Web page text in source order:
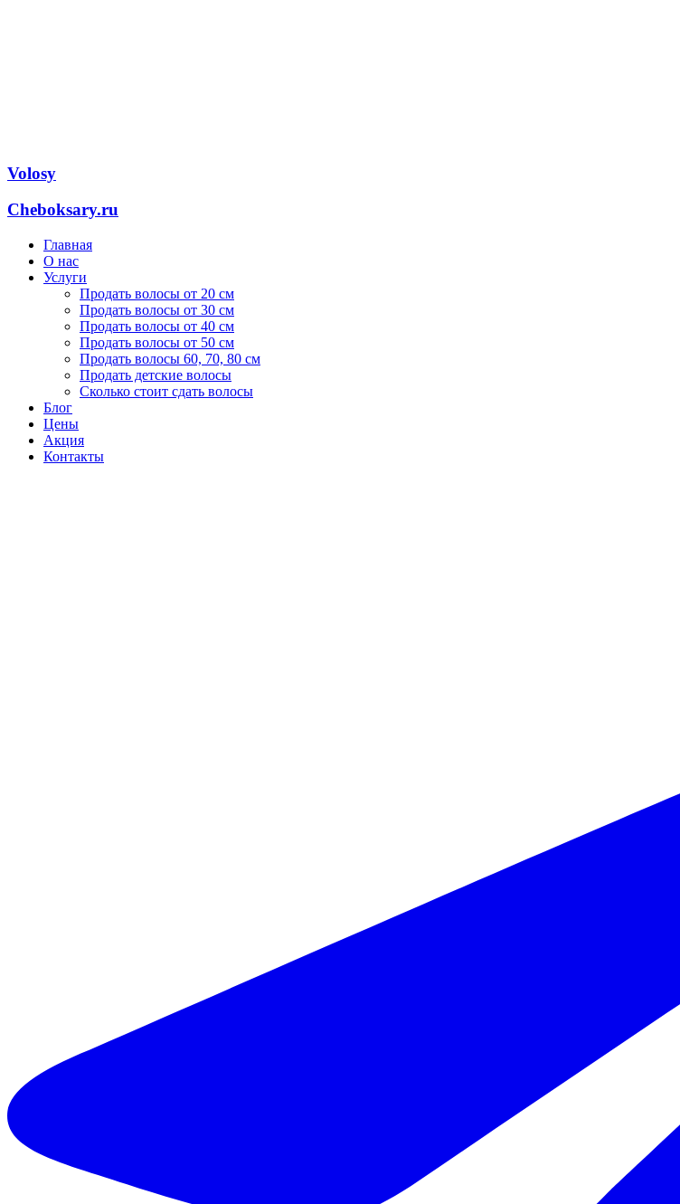
Volosy
Cheboksary.ru
Главная
О нас
Услуги
Продать волосы от 20 см
Продать волосы от 30 см
Продать волосы от 40 см
Продать волосы от 50 см
Продать волосы 60, 70, 80 см
Продать детские волосы
Сколько стоит сдать волосы
Блог
Цены
Акция
Контакты